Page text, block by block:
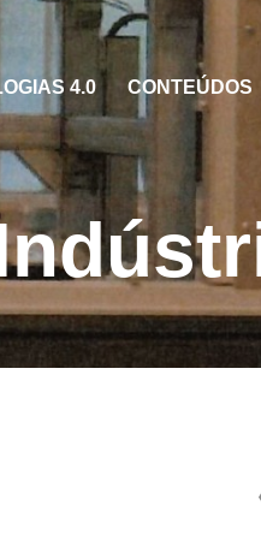
4.0 CONTEÚDOS